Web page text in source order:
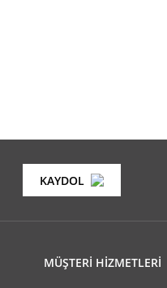
KAYDOL
MÜŞTERİ HİZMETLERİ